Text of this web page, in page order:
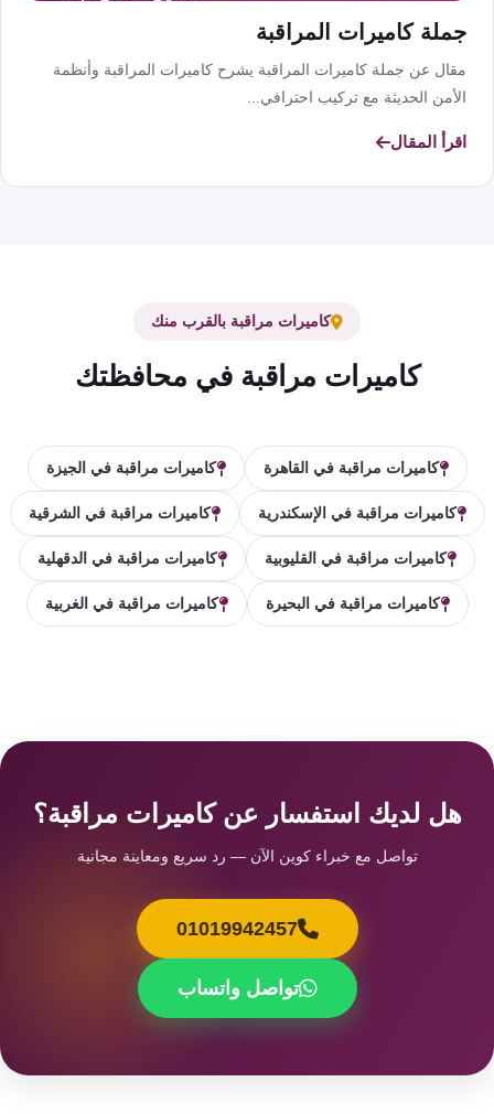
جملة كاميرات المراقبة
مقال عن جملة كاميرات المراقبة يشرح كاميرات المراقبة وأنظمة
الأمن الحديثة مع تركيب احترافي...
اقرأ المقال
كاميرات مراقبة بالقرب منك
كاميرات مراقبة في محافظتك
كاميرات مراقبة في القاهرة كاميرات مراقبة في الجيزة
كاميرات مراقبة في الإسكندرية كاميرات مراقبة في الشرقية
كاميرات مراقبة في القليوبية كاميرات مراقبة في الدقهلية
كاميرات مراقبة في البحيرة كاميرات مراقبة في الغربية
هل لديك استفسار عن كاميرات مراقبة؟
تواصل مع خبراء كوين الآن — رد سريع ومعاينة مجانية
01019942457
تواصل واتساب